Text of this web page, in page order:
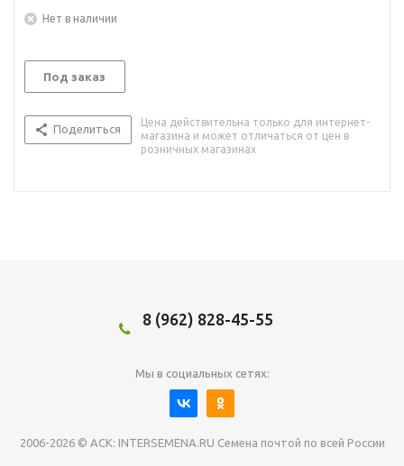
Нет в наличии
Под заказ
Поделиться
Цена действительна только для интернет-
магазина и может отличаться от цен в
розничных магазинах
8 (962) 828-45-55
Мы в социальных сетях:
2006-2026 © АСК: INTERSEMENA.RU Семена почтой по всей России